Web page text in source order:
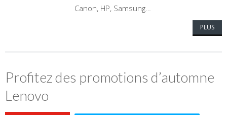
Canon, HP, Samsung…
PLUS
Profitez des promotions d’automne
Lenovo